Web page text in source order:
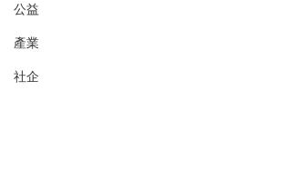
公益
產業
社企